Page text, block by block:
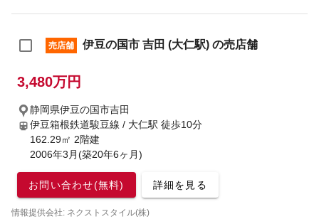
売店舗 伊豆の国市 吉田 (大仁駅) の売店舗
3,480万円
静岡県伊豆の国市吉田
伊豆箱根鉄道駿豆線 / 大仁駅 徒歩10分
162.29㎡ 2階建
2006年3月(築20年6ヶ月)
お問い合わせ(無料) 詳細を見る
情報提供会社: ネクストスタイル(株)